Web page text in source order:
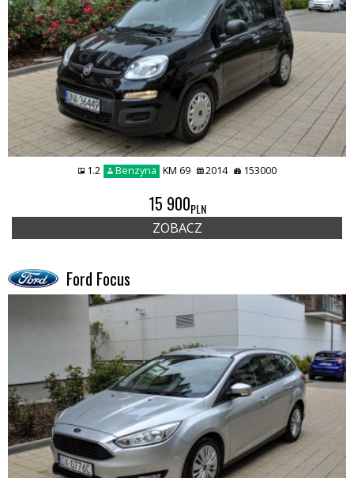
1.2 Benzyna KM 69 2014 153000
15 900PLN
ZOBACZ
Ford Focus